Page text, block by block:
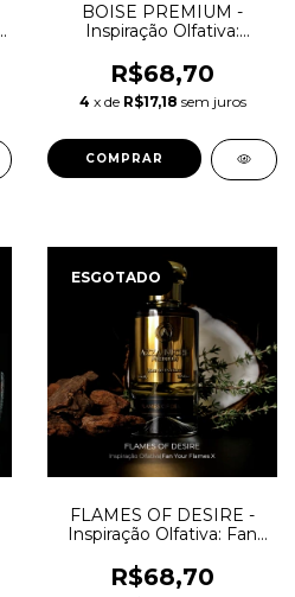
BOISE PREMIUM -
Inspiração Olfativa:
R$68,70
4 x de R$17,18 sem juros
COMPRAR
ESGOTADO
FLAMES OF DESIRE -
Inspiração Olfativa: Fan
R$68,70